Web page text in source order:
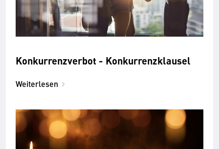
Konkurrenzverbot - Konkurrenzklausel
Weiterlesen